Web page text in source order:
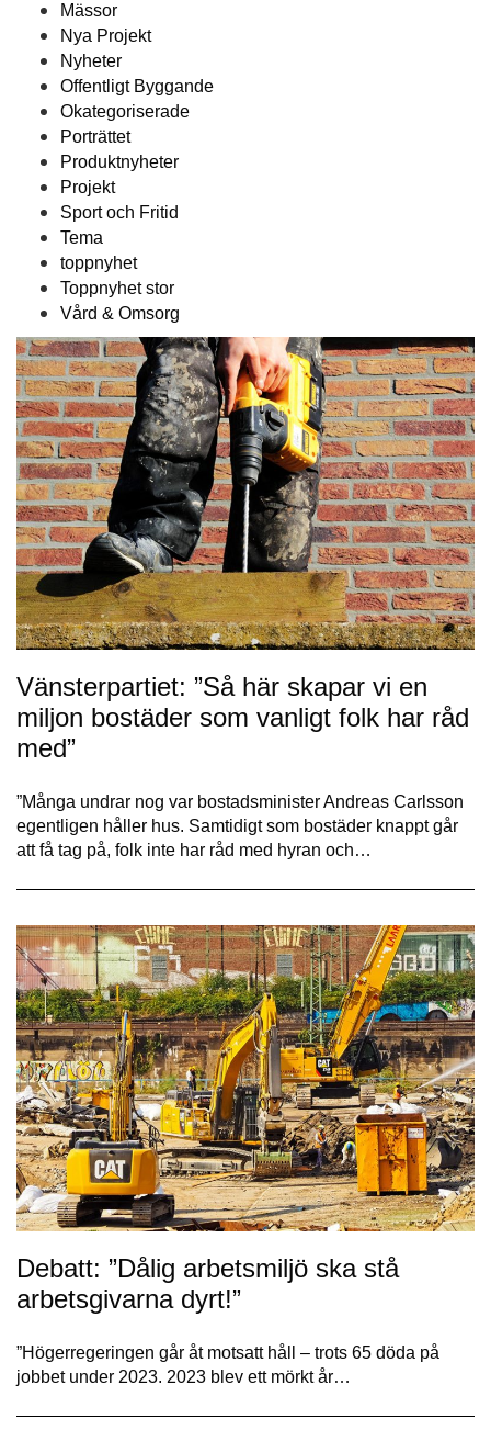
Mässor
Nya Projekt
Nyheter
Offentligt Byggande
Okategoriserade
Porträttet
Produktnyheter
Projekt
Sport och Fritid
Tema
toppnyhet
Toppnyhet stor
Vård & Omsorg
Vänsterpartiet: ”Så här skapar vi en
miljon bostäder som vanligt folk har råd
med”
”Många undrar nog var bostadsminister Andreas Carlsson
egentligen håller hus. Samtidigt som bostäder knappt går
att få tag på, folk inte har råd med hyran och…
Debatt: ”Dålig arbetsmiljö ska stå
arbetsgivarna dyrt!”
”Högerregeringen går åt motsatt håll – trots 65 döda på
jobbet under 2023. 2023 blev ett mörkt år…